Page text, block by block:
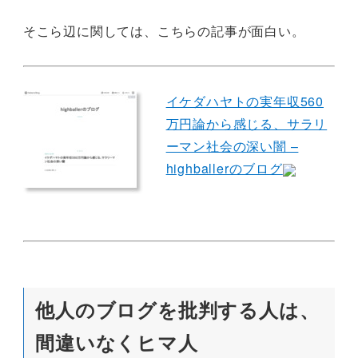
そこら辺に関しては、こちらの記事が面白い。
イケダハヤトの実年収560
万円論から感じる、サラリ
ーマン社会の深い闇 –
highballerのブログ
他人のブログを批判する人は、
間違いなくヒマ人